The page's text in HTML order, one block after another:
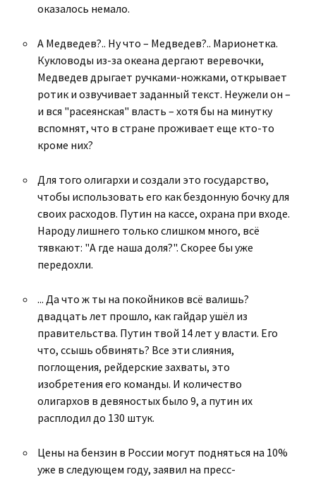
оказалось немало.
А Медведев?.. Ну что – Медведев?.. Марионетка.
Кукловоды из-за океана дергают веревочки,
Медведев дрыгает ручками-ножками, открывает
ротик и озвучивает заданный текст. Неужели он –
и вся "расеянская" власть – хотя бы на минутку
вспомнят, что в стране проживает еще кто-то
кроме них?
Для того олигархи и создали это государство,
чтобы использовать его как бездонную бочку для
своих расходов. Путин на кассе, охрана при входе.
Народу лишнего только слишком много, всё
тявкают: "А где наша доля?". Скорее бы уже
передохли.
... Да что ж ты на покойников всё валишь?
двадцать лет прошло, как гайдар ушёл из
правительства. Путин твой 14 лет у власти. Его
что, ссышь обвинять? Все эти слияния,
поглощения, рейдерские захваты, это
изобретения его команды. И количество
олигархов в девяностых было 9, а путин их
расплодил до 130 штук.
Цены на бензин в России могут подняться на 10%
уже в следующем году, заявил на пресс-